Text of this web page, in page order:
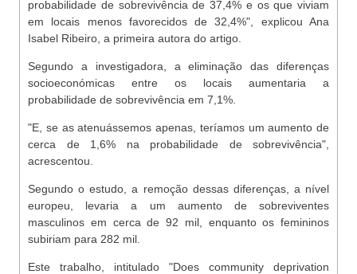
probabilidade de sobrevivência de 37,4% e os que viviam
em locais menos favorecidos de 32,4%", explicou Ana
Isabel Ribeiro, a primeira autora do artigo.
Segundo a investigadora, a eliminação das diferenças
socioeconómicas entre os locais aumentaria a
probabilidade de sobrevivência em 7,1%.
"E, se as atenuássemos apenas, teríamos um aumento de
cerca de 1,6% na probabilidade de sobrevivência",
acrescentou.
Segundo o estudo, a remoção dessas diferenças, a nível
europeu, levaria a um aumento de sobreviventes
masculinos em cerca de 92 mil, enquanto os femininos
subiriam para 282 mil.
Este trabalho, intitulado "Does community deprivation